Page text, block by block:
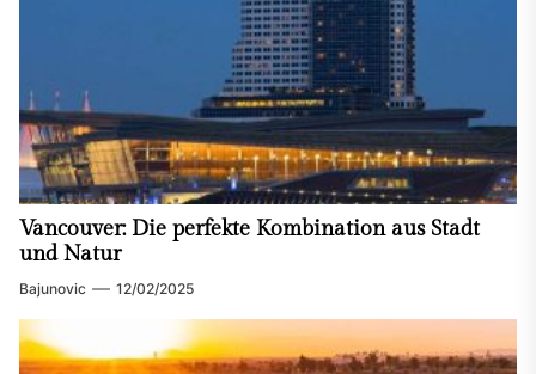
Vancouver: Die perfekte Kombination aus Stadt
und Natur
Bajunovic 12/02/2025